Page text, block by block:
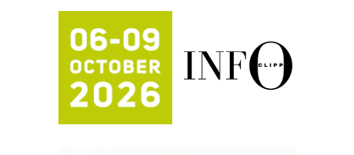
Potpuna efikasnost bez složenih
sistema
Trajna oznaka kao dugoročna korist
Bezbednost na prvom mestu!
IB BLUMENAUER - više od 40 godina
poverenja u industriji